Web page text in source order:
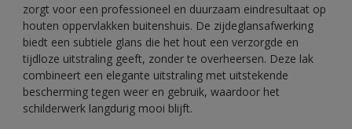
zorgt voor een professioneel en duurzaam eindresultaat op
houten oppervlakken buitenshuis. De zijdeglansafwerking
biedt een subtiele glans die het hout een verzorgde en
tijdloze uitstraling geeft, zonder te overheersen. Deze lak
combineert een elegante uitstraling met uitstekende
bescherming tegen weer en gebruik, waardoor het
schilderwerk langdurig mooi blijft.